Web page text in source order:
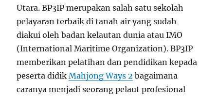
Utara. BP3IP merupakan salah satu sekolah
pelayaran terbaik di tanah air yang sudah
diakui oleh badan kelautan dunia atau IMO
(International Maritime Organization). BP3IP
memberikan pelatihan dan pendidikan kepada
peserta didikMahjong Ways 2 bagaimana
caranya menjadi seorang pelaut profesional